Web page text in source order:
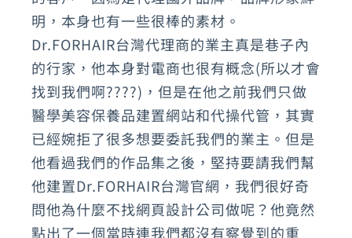
明，本身也有一些很棒的素材。
Dr.FORHAIR台灣代理商的業主真是巷子內
的行家，他本身對電商也很有概念(所以才會
找到我們啊????)，但是在他之前我們只做
醫學美容保養品建置網站和代操代管，其實
已經婉拒了很多想要委託我們的業主。但是
他看過我們的作品集之後，堅持要請我們幫
他建置Dr.FORHAIR台灣官網，我們很好奇
問他為什麼不找網頁設計公司做呢？他竟然
點出了一個當時連我們都沒有察覺到的重
計/
美
髮
網
站
設
計
案
例